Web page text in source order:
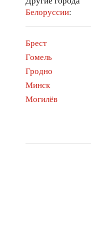
Белоруссии:
Брест
Гомель
Гродно
Минск
Могилёв